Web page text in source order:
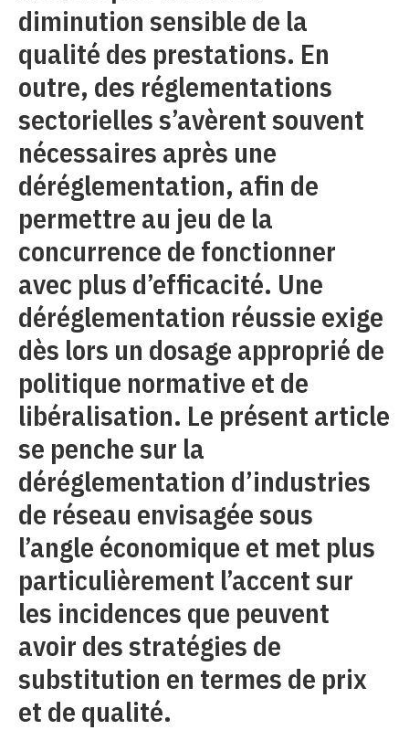
diminution sensible de la
qualité des prestations. En
outre, des réglementations
sectorielles s’avèrent souvent
nécessaires après une
déréglementation, afin de
permettre au jeu de la
concurrence de fonctionner
avec plus d’efficacité. Une
déréglementation réussie exige
dès lors un dosage approprié de
politique normative et de
libéralisation. Le présent article
se penche sur la
déréglementation d’industries
de réseau envisagée sous
l’angle économique et met plus
particulièrement l’accent sur
les incidences que peuvent
avoir des stratégies de
substitution en termes de prix
et de qualité.